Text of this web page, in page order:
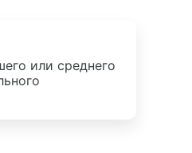
или среднего